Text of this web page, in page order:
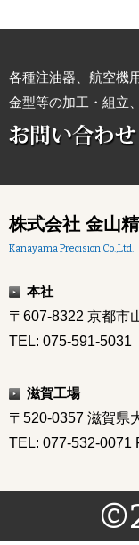
各種注油器、航空機
金型等の加工・組立
株式会社 金山
Kanayama Precision Co.,Ltd.
本社
〒607-8322 京都市
TEL: 075-591-5031
滋賀工場
〒520-0357 滋賀県
TEL: 077-532-0071